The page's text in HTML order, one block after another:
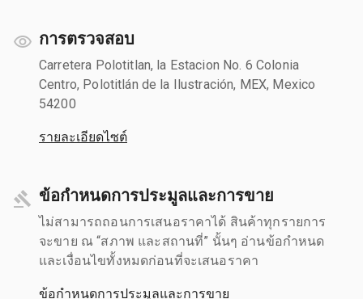
การตรวจสอบ
Carretera Polotitlan, la Estacion No. 6 Colonia
Centro, Polotitlán de la Ilustración, MEX, Mexico
54200
รายละเอียดไซต์
ข้อกำหนดการประมูลและการขาย
ไม่สามารถถอนการเสนอราคาได้ สินค้าทุกรายการ
จะขาย ณ “สภาพ และสถานที่” นั้นๆ อ่านข้อกำหนด
และเงื่อนไขทั้งหมดก่อนที่จะเสนอราคา
ข้อกำหนดการประมูลและการขาย